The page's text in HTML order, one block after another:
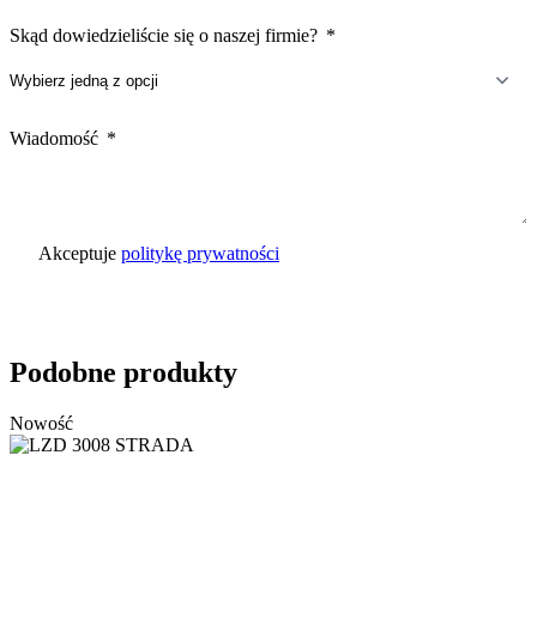
Skąd dowiedzieliście się o naszej firmie?
Wiadomość
Akceptuje politykę prywatności
Podobne produkty
Nowość